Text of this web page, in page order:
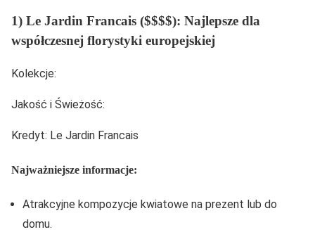
1) Le Jardin Francais ($$$$): Najlepsze dla
współczesnej florystyki europejskiej
Kolekcje:
Jakość i Świeżość:
Kredyt: Le Jardin Francais
Najważniejsze informacje:
Atrakcyjne kompozycje kwiatowe na prezent lub do
domu.